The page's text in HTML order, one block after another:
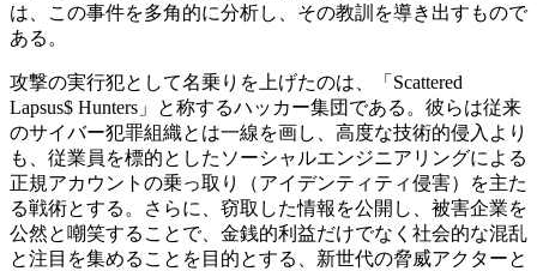
は、この事件を多角的に分析し、その教訓を導き出すもので
ある。
攻撃の実行犯として名乗りを上げたのは、「Scattered
Lapsus$ Hunters」と称するハッカー集団である。彼らは従来
のサイバー犯罪組織とは一線を画し、高度な技術的侵入より
も、従業員を標的としたソーシャルエンジニアリングによる
正規アカウントの乗っ取り（アイデンティティ侵害）を主た
る戦術とする。さらに、窃取した情報を公開し、被害企業を
公然と嘲笑することで、金銭的利益だけでなく社会的な混乱
と注目を集めることを目的とする、新世代の脅威アクターと